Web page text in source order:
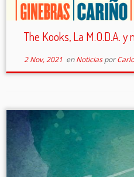
The Kooks, La M.O.D.A.
2 Nov, 2021enNoticiaspor